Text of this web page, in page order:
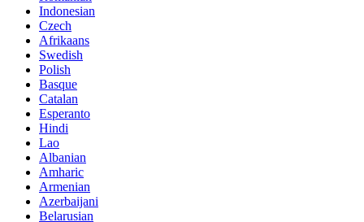
Indonesian
Czech
Afrikaans
Swedish
Polish
Basque
Catalan
Esperanto
Hindi
Lao
Albanian
Amharic
Armenian
Azerbaijani
Belarusian